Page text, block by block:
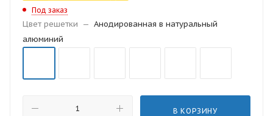
Под заказ
Цвет решетки — Анодированная в натуральный
алюминий
В КОРЗИНУ